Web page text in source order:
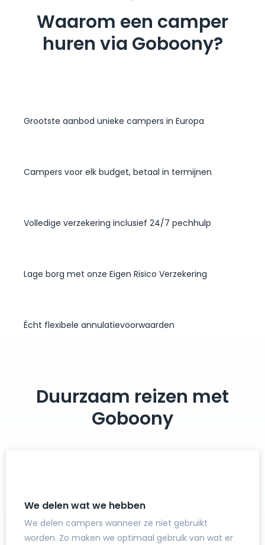
Waarom een camper
huren via Goboony?
Grootste aanbod unieke campers in Europa
Campers voor elk budget, betaal in termijnen
Volledige verzekering inclusief 24/7 pechhulp
Lage borg met onze Eigen Risico Verzekering
Écht flexibele annulatievoorwaarden
Duurzaam reizen met
Goboony
We delen wat we hebben
We delen campers wanneer ze niet gebruikt
worden. Zo maken we optimaal gebruik van wat er